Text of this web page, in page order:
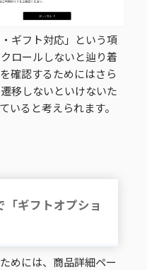
ギフト対応」という項
ロールしないと辿り着
確認するためにはさら
移しないといけないた
いると考えられます。
ギフトオプショ
めには、商品詳細ペー